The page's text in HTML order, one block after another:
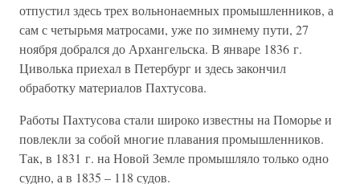
отпустил здесь трех вольнонаемных промышленников, а
сам с четырьмя матросами, уже по зимнему пути, 27
ноября добрался до Архангельска. В январе 1836 г.
Циволька приехал в Петербург и здесь закончил
обработку материалов Пахтусова.
Работы Пахтусова стали широко известны на Поморье и
повлекли за собой многие плавания промышленников.
Так, в 1831 г. на Новой Земле промышляло только одно
судно, а в 1835 – 118 судов.